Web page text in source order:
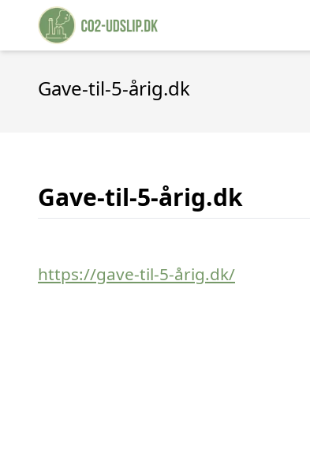
Gave-til-5-årig.dk
Gave-til-5-årig.dk
https://gave-til-5-årig.dk/